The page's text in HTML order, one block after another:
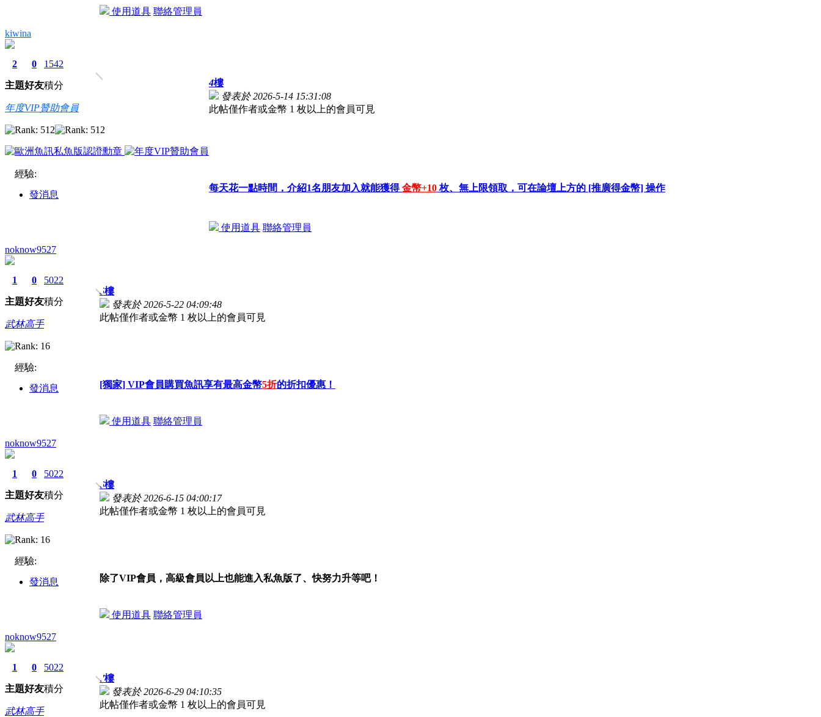
使用道具 聯絡管理員
kiwina
2
主題
0
好友
1542
積分
年度VIP贊助會員
經驗:
發消息
4樓
發表於 2026-5-14 15:31:08
此帖僅作者或金幣 1 枚以上的會員可見
每天花一點時間，介紹1名朋友加入就能獲得金幣+10 枚、無上限領取，可在論壇上方的 [推廣得金幣] 操作
使用道具 聯絡管理員
noknow9527
1
主題
0
好友
5022
積分
武林高手
經驗:
發消息
5樓
發表於 2026-5-22 04:09:48
此帖僅作者或金幣 1 枚以上的會員可見
[獨家] VIP會員購買魚訊享有最高金幣5折的折扣優惠！
使用道具 聯絡管理員
noknow9527
1
主題
0
好友
5022
積分
武林高手
經驗:
發消息
6樓
發表於 2026-6-15 04:00:17
此帖僅作者或金幣 1 枚以上的會員可見
除了VIP會員，高級會員以上也能進入私魚版了、快努力升等吧！
使用道具 聯絡管理員
noknow9527
1
主題
0
好友
5022
積分
武林高手
7樓
發表於 2026-6-29 04:10:35
此帖僅作者或金幣 1 枚以上的會員可見